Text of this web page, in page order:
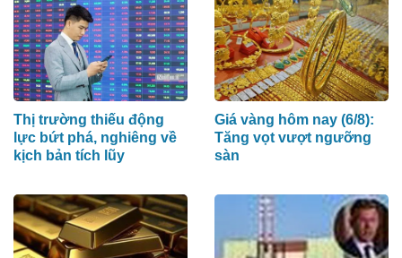
Thị trường thiếu động
lực bứt phá, nghiêng về
kịch bản tích lũy
Giá vàng hôm nay (6/8):
Tăng vọt vượt ngưỡng
sàn